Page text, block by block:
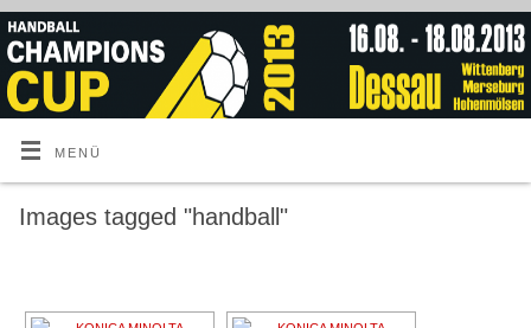
MENÜ
Images tagged "handball"